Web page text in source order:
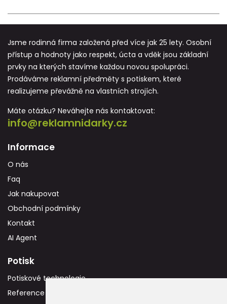
Jsme rodinná firma založená před více jak 25 lety. Osobní
přístup a hodnoty jako respekt, úcta a vděk jsou základní
prvky na kterých stavíme každou novou spolupráci.
Prodáváme reklamní předměty s potiskem, které
realizujeme převážně na vlastních strojích.
Máte otázku? Neváhejte nás kontaktovat:
info@reklamnidarky.cz
Informace
O nás
Faq
Jak nakupovat
Obchodní podmínky
Kontakt
AI Agent
Potisk
Potiskové technologie
Reference